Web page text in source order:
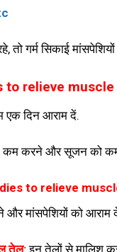
रहे, तो गर्म सिकाई
to relieve muscle
एक दिन आराम दें.
कम करने और सूजन को
to relieve
मांसपेशियों को आराम
तेल:इन तेलों से मालिश